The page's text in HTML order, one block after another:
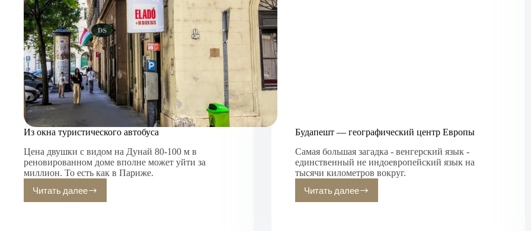
Из окна туристического автобуса
Цена двушки с видом на Дунай 80-100 м в
реновированном доме вполне может уйти за
миллион. То есть как в Париже.
Читать далее
Из
окна
Будапешт — географический центр Европы
Самая большая загадка - венгерский язык -
единственный не индоевропейский язык на
тысячи километров вокруг.
Читать далее
Будапешт
—